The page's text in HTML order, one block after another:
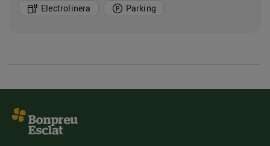
Electrolinera Parking